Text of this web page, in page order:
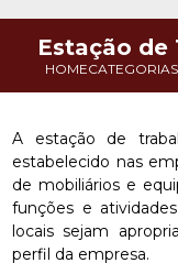
HOMECATEGORIAS
Estação de
A estação de
estabelecido nas
de mobiliários e
funções e
locais sejam
perfil da empresa.